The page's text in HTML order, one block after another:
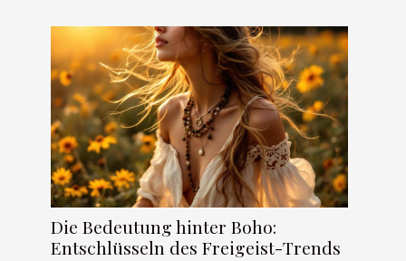
Die Bedeutung hinter Boho:
Entschlüsseln des Freigeist-Trends